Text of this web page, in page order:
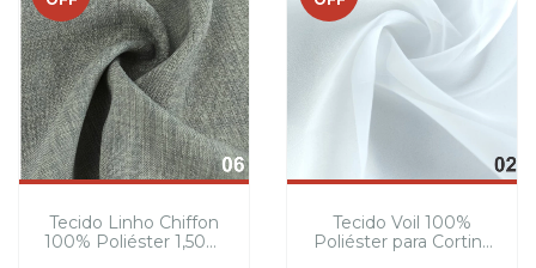
Tecido Linho Chiffon
100% Poliéster 1,50m
Tecido Voil 100%
Poliéster para Cortina